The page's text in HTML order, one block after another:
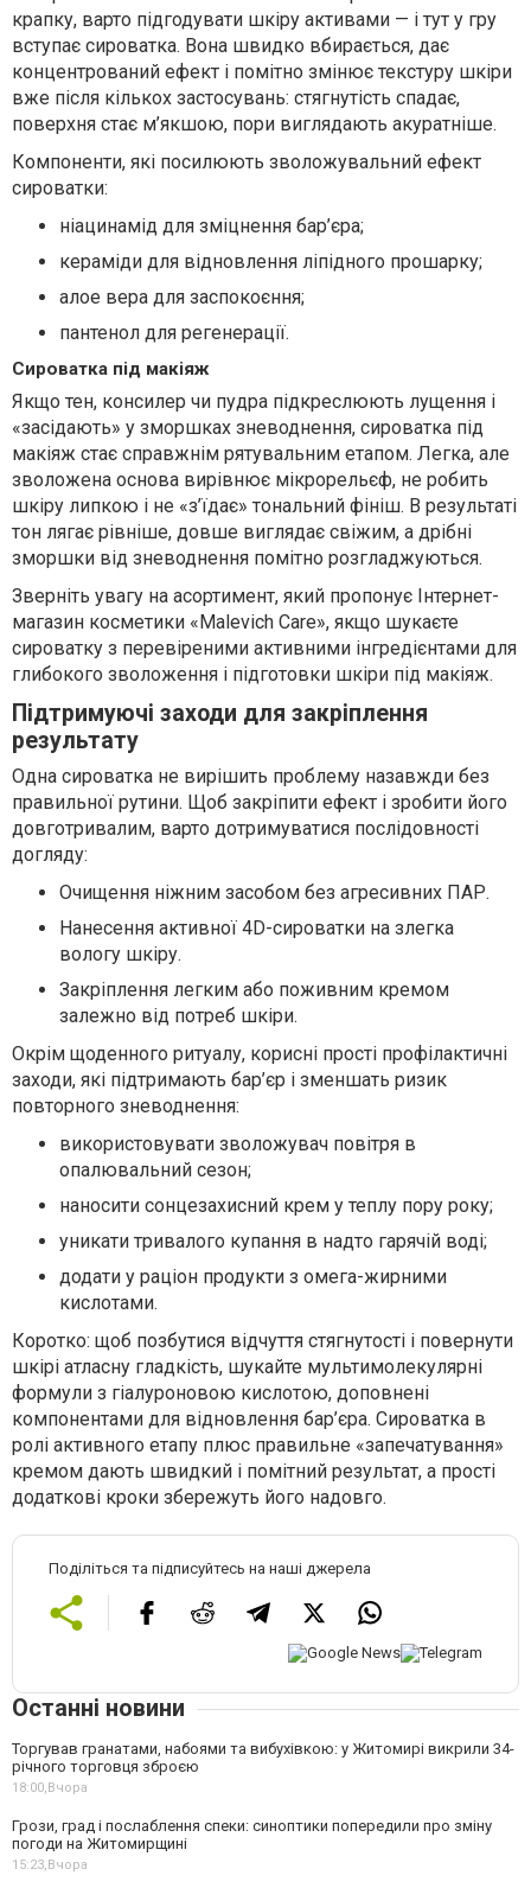
крапку, варто підгодувати шкіру активами — і тут у гру
вступає сироватка. Вона швидко вбирається, дає
концентрований ефект і помітно змінює текстуру шкіри
вже після кількох застосувань: стягнутість спадає,
поверхня стає м’якшою, пори виглядають акуратніше.
Компоненти, які посилюють зволожувальний ефект
сироватки:
ніацинамід для зміцнення бар’єра;
кераміди для відновлення ліпідного прошарку;
алое вера для заспокоєння;
пантенол для регенерації.
Сироватка під макіяж
Якщо тен, консилер чи пудра підкреслюють лущення і
«засідають» у зморшках зневоднення, сироватка під
макіяж стає справжнім рятувальним етапом. Легка, але
зволожена основа вирівнює мікрорельєф, не робить
шкіру липкою і не «з’їдає» тональний фініш. В результаті
тон лягає рівніше, довше виглядає свіжим, а дрібні
зморшки від зневоднення помітно розгладжуються.
Зверніть увагу на асортимент, який пропонує Інтернет-
магазин косметики «Malevich Care», якщо шукаєте
сироватку з перевіреними активними інгредієнтами для
глибокого зволоження і підготовки шкіри під макіяж.
Підтримуючі заходи для закріплення
результату
Одна сироватка не вирішить проблему назавжди без
правильної рутини. Щоб закріпити ефект і зробити його
довготривалим, варто дотримуватися послідовності
догляду:
Очищення ніжним засобом без агресивних ПАР.
Нанесення активної 4D-сироватки на злегка
вологу шкіру.
Закріплення легким або поживним кремом
залежно від потреб шкіри.
Окрім щоденного ритуалу, корисні прості профілактичні
заходи, які підтримають бар’єр і зменшать ризик
повторного зневоднення:
використовувати зволожувач повітря в
опалювальний сезон;
наносити сонцезахисний крем у теплу пору року;
уникати тривалого купання в надто гарячій воді;
додати у раціон продукти з омега-жирними
кислотами.
Коротко: щоб позбутися відчуття стягнутості і повернути
шкірі атласну гладкість, шукайте мультимолекулярні
формули з гіалуроновою кислотою, доповнені
компонентами для відновлення бар’єра. Сироватка в
ролі активного етапу плюс правильне «запечатування»
кремом дають швидкий і помітний результат, а прості
додаткові кроки збережуть його надовго.
Поділіться та підписуйтесь на наші джерела
Останні новини
Торгував гранатами, набоями та вибухівкою: у Житомирі викрили 34-
річного торговця зброєю
18:00,Вчора
Грози, град і послаблення спеки: синоптики попередили про зміну
погоди на Житомирщині
15:23,Вчора